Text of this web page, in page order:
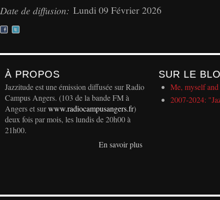
Date de diffusion: Lundi 09 Février 2026
À PROPOS
Jazzitude est une émission diffusée sur Radio
Campus Angers. (103 de la bande FM à
Angers et surwww.radiocampusangers.fr)
deux fois par mois, les lundis de 20h00 à
21h00.
En savoir plus
SUR LE
Me, myself
2007-2024: